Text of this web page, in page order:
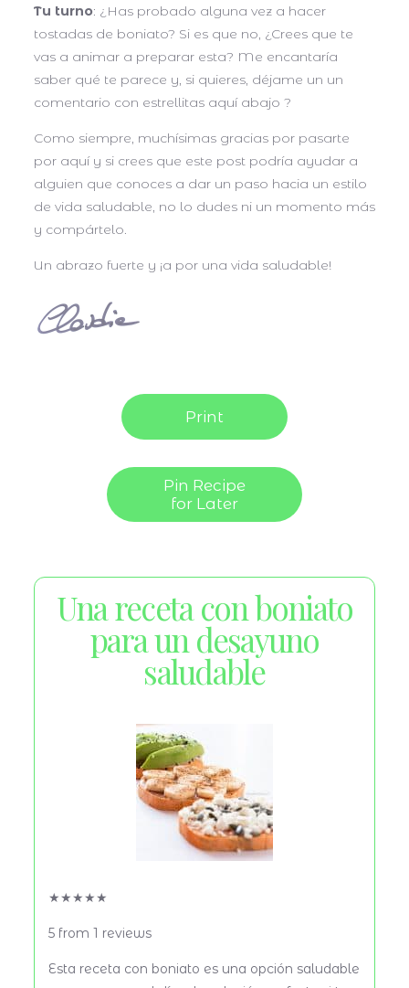
Tu turno: ¿Has probado alguna vez a hacer
tostadas de boniato? Si es que no, ¿Crees que te
vas a animar a preparar esta? Me encantaría
saber qué te parece y, si quieres, déjame un un
comentario con estrellitas aquí abajo ?
Como siempre, muchísimas gracias por pasarte
por aquí y si crees que este post podría ayudar a
alguien que conoces a dar un paso hacia un estilo
de vida saludable, no lo dudes ni un momento más
y compártelo.
Un abrazo fuerte y ¡a por una vida saludable!
Print
Pin Recipe
for Later
Una receta con boniato
para un desayuno
saludable
★★★★★
5 from 1 reviews
Esta receta con boniato es una opción saludable